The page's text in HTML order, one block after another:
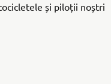
și piloții noștri